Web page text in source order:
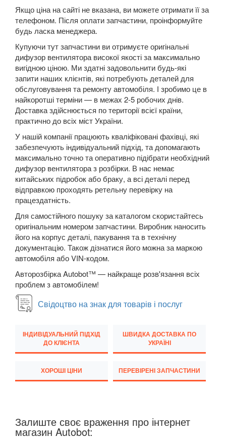
Arteon
Atlas
Atlas Cross Sport
Amarok (2H)
Beetle (A5)
New Beetle (9C1)
New Beetle (5C1)
New Beetle Cabrio (1Y7)
Caddy IV
Eos (1F7, 1F8)
FOX (5Z1)
Golf V (1K1)
Golf V Variant (1K5)
Golf V Plus (5М1)
Golf VI (5K1)
Golf VI Variant (AJ5)
Golf VII (5G1)
Golf VII Sportsvan
Якщо ціна на сайті не вказана, ви можете отримати її за
телефоном. Після оплати запчастини, проінформуйте
будь ласка менеджера.
Купуючи тут запчастини ви отримуєте оригінальні
дифузор вентилятора високої якості за максимально
вигідною ціною. Ми здатні задовольнити будь-які
запити наших клієнтів, які потребують деталей для
обслуговування та ремонту автомобіля. І зробимо це в
найкоротші терміни — в межах 2-5 робочих днів.
Доставка здійснюється по території всієї країни,
практично до всіх міст України.
У нашій компанії працюють кваліфіковані фахівці, які
забезпечують індивідуальний підхід, та допомагають
максимально точно та оперативно підібрати необхідний
дифузор вентилятора з розбірки. В нас немає
китайських підробок або браку, а всі деталі перед
відправкою проходять ретельну перевірку на
працездатність.
Для самостійного пошуку за каталогом скористайтесь
оригінальним номером запчастини. Виробник наносить
його на корпус деталі, пакування та в технічну
документацію. Також дізнатися його можна за маркою
автомобіля або VIN-кодом.
Авторозбірка Autobot™ — найкраще розв'язання всіх
проблем з автомобілем!
Свідоцтво на знак для товарів і послуг
ІНДИВІДУАЛЬНИЙ ПІДХІД
ДО КЛІЄНТА
ШВИДКА ДОСТАВКА ПО
УКРАЇНІ
ХОРОШІ ЦІНИ ПЕРЕВІРЕНІ ЗАПЧАСТИНИ
Залиште своє враження про інтернет
магазин Autobot: